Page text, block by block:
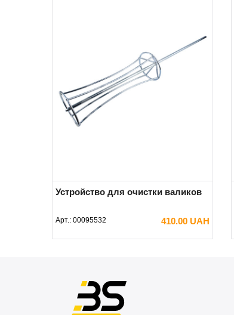
Устройство для очистки валиков
Арт.: 00095532 410.00 UAH
В КОРЗИНУ